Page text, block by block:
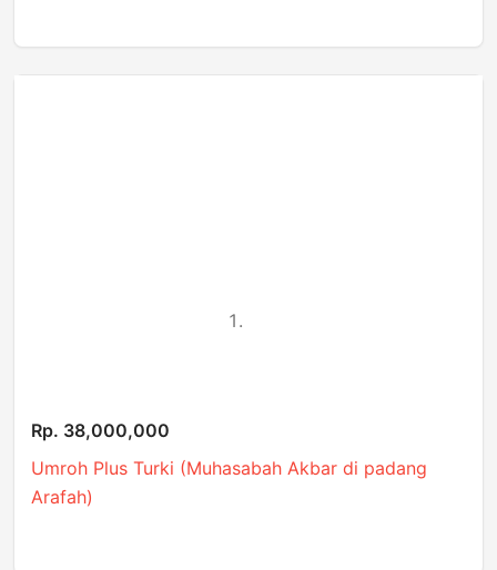
Rp. 38,000,000
Umroh Plus Turki (Muhasabah Akbar di padang
Arafah)